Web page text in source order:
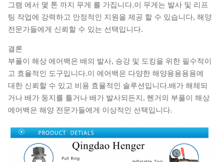
그램 에서 몇 톤 까지 무게 를 가집니다.이 무게는 발사 및 리프
팅 작업에 강력하고 안정적인 지원을 제공 할 수 있습니다, 해양
전문가들에게 신뢰할 수 있는 선택입니다.
결론
부풀이 해상 에어백은 배의 발사, 승강 및 도킹을 위한 필수적이
고 효율적인 도구입니다.이 에어백은 다양한 해양용용용용에
대한 신뢰할 수 있고 비용 효율적인 솔루션입니다.배가 해체되
거나 배가 둥지를 틀거나 배가 발사되든지, 헨거의 부풀이 해상
에어백은 해양 전문가들에게 이상적인 선택입니다.